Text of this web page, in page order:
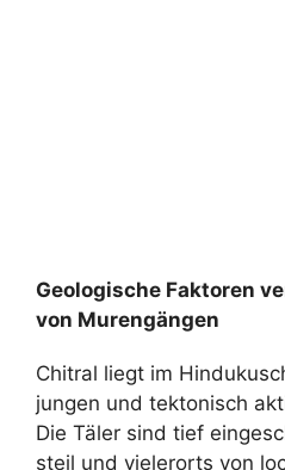
Geologische Faktoren
von Murengängen
Chitral liegt im
jungen und tektonisch
Die Täler sind tief
steil und vielerorts von